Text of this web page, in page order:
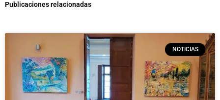
Publicaciones relacionadas
NOTICIAS